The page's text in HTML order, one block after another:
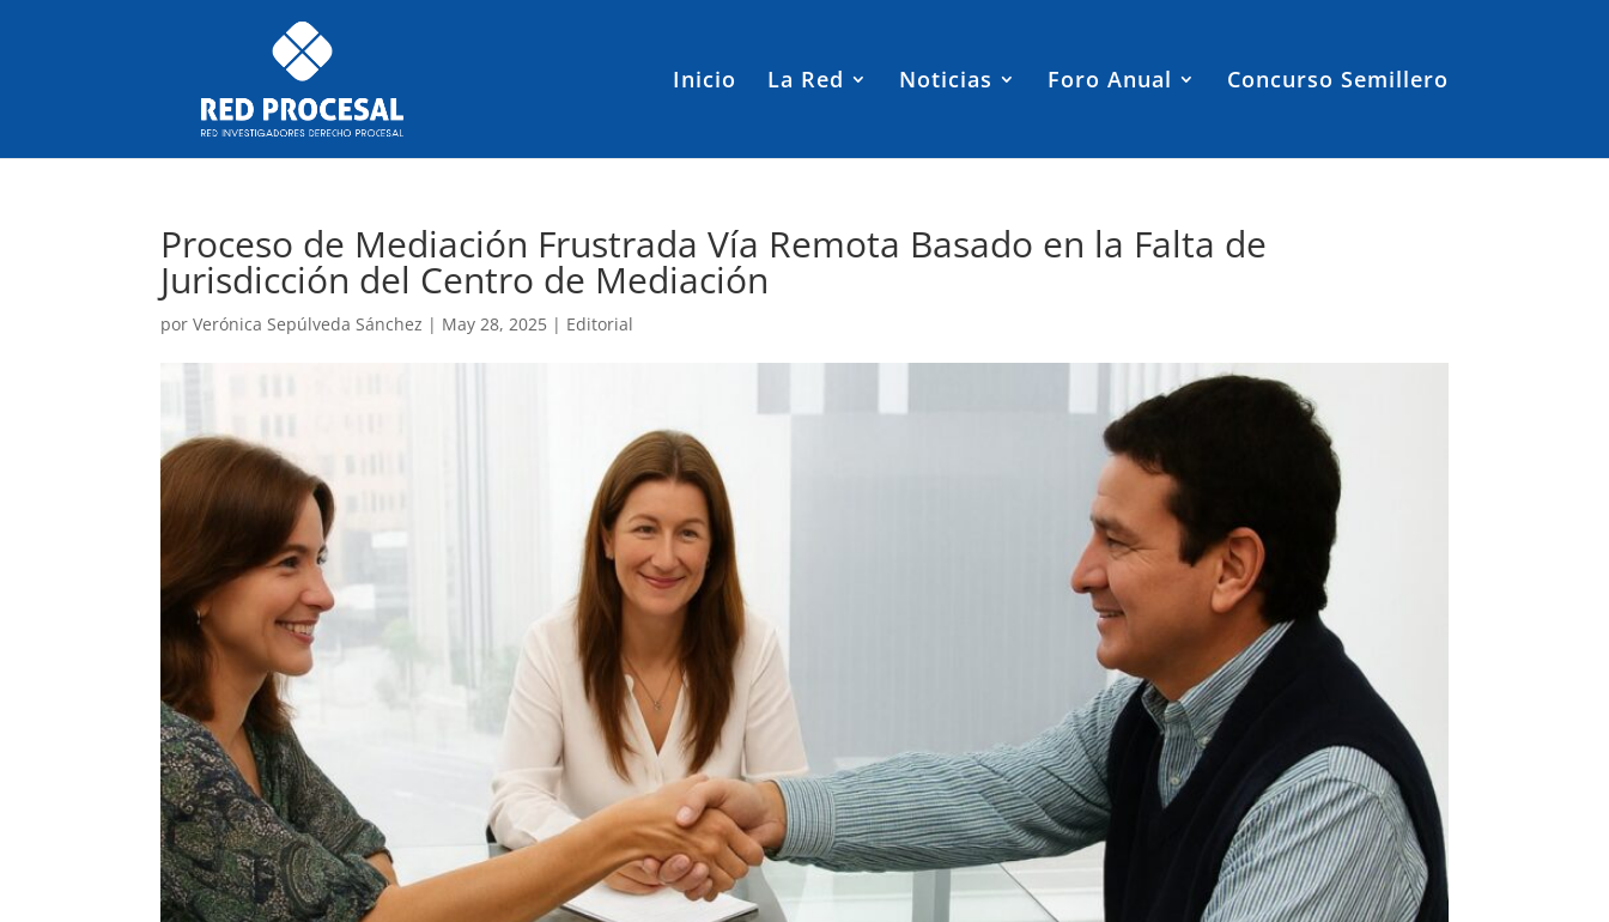
Inicio La Red Noticias Foro Anual Concurso Semillero
Proceso de Mediación Frustrada Vía Remota Basado en la Falta de
Jurisdicción del Centro de Mediación
porVerónica Sepúlveda Sánchez | May 28, 2025 | Editorial